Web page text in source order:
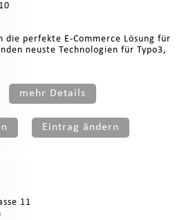
die perfekte E-Commerce Lösung für
neuste Technologien für Typo3,
mehr Details
Eintrag ändern
11